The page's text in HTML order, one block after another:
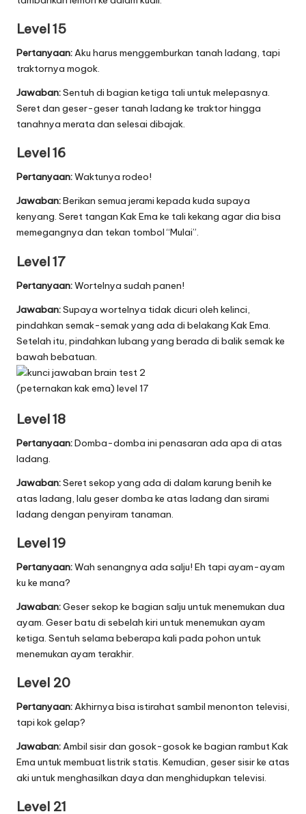
Level 15
Pertanyaan:Aku harus menggemburkan tanah ladang, tapi
traktornya mogok.
Jawaban:Sentuh di bagian ketiga tali untuk melepasnya.
Seret dan geser-geser tanah ladang ke traktor hingga
tanahnya merata dan selesai dibajak.
Level 16
Pertanyaan:Waktunya rodeo!
Jawaban:Berikan semua jerami kepada kuda supaya
kenyang. Seret tangan Kak Ema ke tali kekang agar dia bisa
memegangnya dan tekan tombol “Mulai”.
Level 17
Pertanyaan:Wortelnya sudah panen!
Jawaban:Supaya wortelnya tidak dicuri oleh kelinci,
pindahkan semak-semak yang ada di belakang Kak Ema.
Setelah itu, pindahkan lubang yang berada di balik semak ke
bawah bebatuan.
Level 18
Pertanyaan:Domba-domba ini penasaran ada apa di atas
ladang.
Jawaban:Seret sekop yang ada di dalam karung benih ke
atas ladang, lalu geser domba ke atas ladang dan sirami
ladang dengan penyiram tanaman.
Level 19
Pertanyaan:Wah senangnya ada salju! Eh tapi ayam-ayam
ku ke mana?
Jawaban:Geser sekop ke bagian salju untuk menemukan dua
ayam. Geser batu di sebelah kiri untuk menemukan ayam
ketiga. Sentuh selama beberapa kali pada pohon untuk
menemukan ayam terakhir.
Level 20
Pertanyaan:Akhirnya bisa istirahat sambil menonton televisi,
tapi kok gelap?
Jawaban:Ambil sisir dan gosok-gosok ke bagian rambut Kak
Ema untuk membuat listrik statis. Kemudian, geser sisir ke atas
aki untuk menghasilkan daya dan menghidupkan televisi.
Level 21